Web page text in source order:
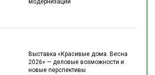
Выставка «Красивые дома. Весна
2026» — деловые возможности и
новые перспективы